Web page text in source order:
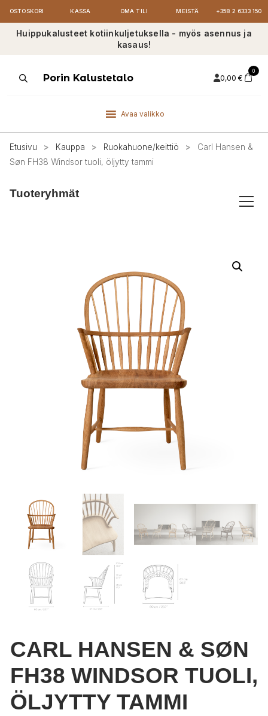
OSTOSKORI KASSA OMA TILI MEISTÄ +358 2 6333 150
Huippukalusteet kotiinkuljetuksella - myös asennus ja
kasaus!
ProductsPorin Kalustetalo 0,00 €
0
Avaa valikko
Etusivu > Kauppa > Ruokahuone/keittiö >
Carl Hansen &
Søn FH38 Windsor tuoli, öljytty tammi
Tuoteryhmät
CARL HANSEN & SØN
FH38 WINDSOR TUOLI,
ÖLJYTTY TAMMI